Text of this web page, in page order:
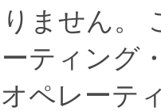
ません。
ティング
ペレーテ